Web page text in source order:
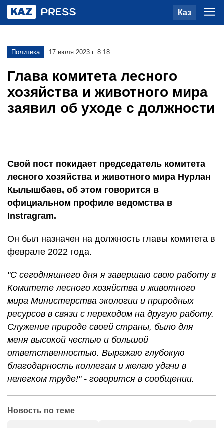
Каз
Политика 17 июля 2023 г. 8:18
Глава комитета лесного
хозяйства и животного мира
заявил об уходе с должности
Свой пост покидает председатель комитета
лесного хозяйства и животного мира Нурлан
Кылышбаев, об этом говорится в
официальном профиле ведомства в
Instragram.
Он был назначен на должность главы комитета в
феврале 2022 года.
"С сегодняшнего дня я завершаю свою работу в
Комитете лесного хозяйства и животного
мира Министерства экологии и природных
ресурсов в связи с переходом на другую работу.
Служение природе своей страны, было для
меня высокой честью и большой
ответственностью. Выражаю глубокую
благодарность коллегам и желаю удачи в
нелегком труде!" - говорится в сообщении.
Новость по теме